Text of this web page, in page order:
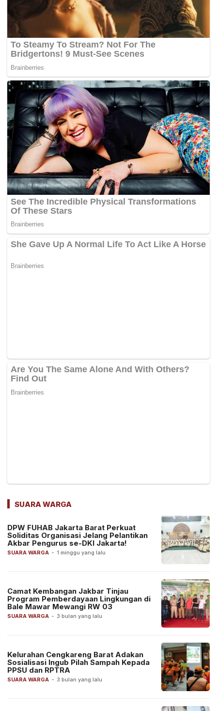
SUARA WARGA
SUARA WARGA - 1 minggu yang lalu
DPW FUHAB Jakarta Barat Perkuat
Soliditas Organisasi Jelang Pelantikan
Akbar Pengurus se-DKI Jakarta!
SUARA WARGA - 3 bulan yang lalu
Camat Kembangan Jakbar Tinjau
Program Pemberdayaan Lingkungan di
Bale Mawar Mewangi RW 03
SUARA WARGA - 3 bulan yang lalu
Kelurahan Cengkareng Barat Adakan
Sosialisasi Ingub Pilah Sampah Kepada
PPSU dan RPTRA